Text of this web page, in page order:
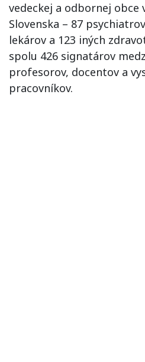
vedeckej a odbornej obce
Slovenska – 87
lekárov a 123 iných
spolu 426 signatárov
profesorov, docentov a
pracovníkov.